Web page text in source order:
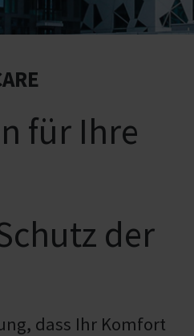
für Ihre
der
dass Ihr Komfort